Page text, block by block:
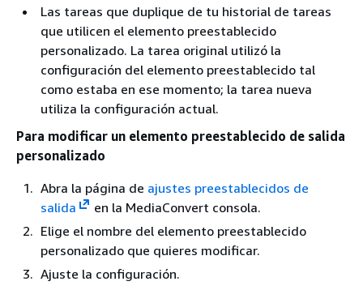
Las tareas que duplique de tu historial de tareas
que utilicen el elemento preestablecido
personalizado. La tarea original utilizó la
configuración del elemento preestablecido tal
como estaba en ese momento; la tarea nueva
utiliza la configuración actual.
Para modificar un elemento preestablecido de salida
personalizado
Abra la página de ajustes preestablecidos de
salida
en la MediaConvert consola.
Elige el nombre del elemento preestablecido
personalizado que quieres modificar.
Ajuste la configuración.